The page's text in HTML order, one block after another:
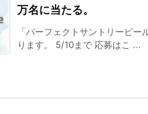
万名に当たる。
「パーフェクトサントリービー
ります。 5/10まで 応募はこ ...